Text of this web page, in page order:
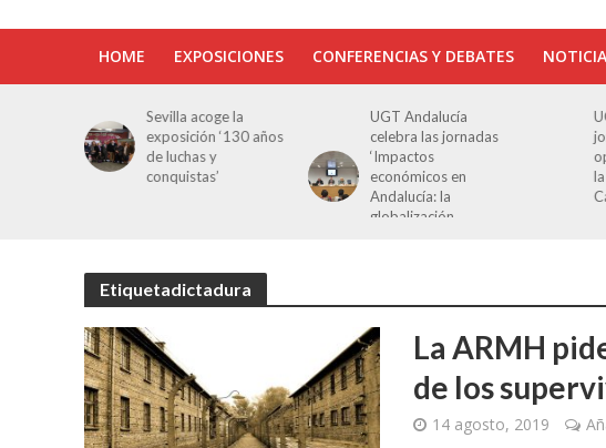
HOME EXPOSICIONES CONFERENCIAS Y DEBATES
Sevilla acoge la
exposición ‘130 años
de luchas y
conquistas’
UGT Andalucía
celebra las jornadas
‘Impactos
económicos en
Andalucía: la
globalización
Etiquetadictadura
La ARMH
de los
14 agosto, 2019